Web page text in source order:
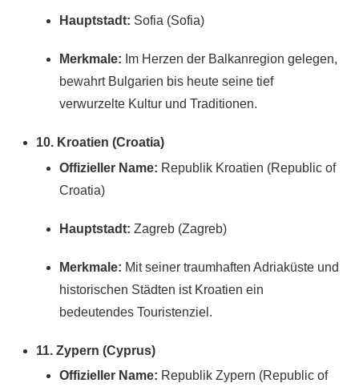
Hauptstadt: Sofia (Sofia)
Merkmale: Im Herzen der Balkanregion gelegen,
bewahrt Bulgarien bis heute seine tief
verwurzelte Kultur und Traditionen.
10. Kroatien (Croatia)
Offizieller Name: Republik Kroatien (Republic of
Croatia)
Hauptstadt: Zagreb (Zagreb)
Merkmale: Mit seiner traumhaften Adriaküste und
historischen Städten ist Kroatien ein
bedeutendes Touristenziel.
11. Zypern (Cyprus)
Offizieller Name: Republik Zypern (Republic of